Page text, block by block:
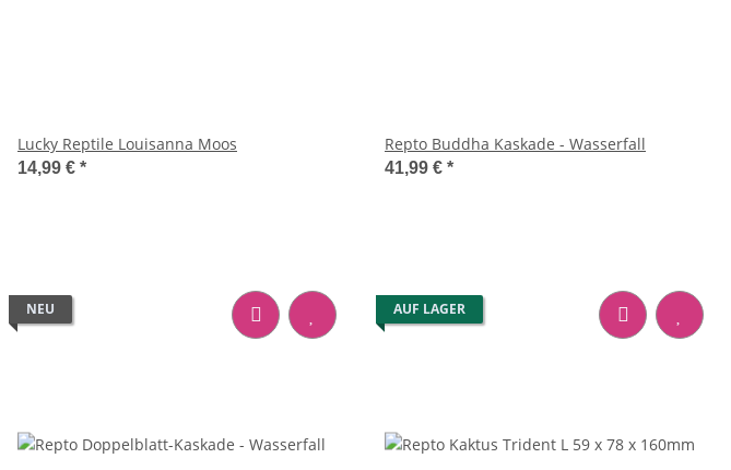
Lucky Reptile Louisanna Moos
14,99 € *
Repto Buddha Kaskade - Wasserfall
41,99 € *
NEU AUF LAGER